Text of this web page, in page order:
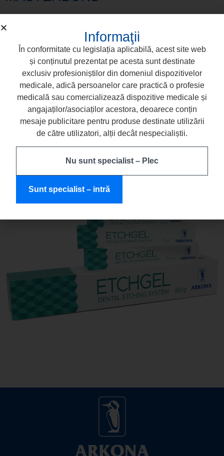
ETCHGEL
Informaţii
În conformitate cu legislația aplicabilă, acest site web
și conținutul prezentat pe acesta sunt destinate
exclusiv profesioniștilor din domeniul dispozitivelor
medicale, adică persoanelor care practică o profesie
medicală sau comercializează dispozitive medicale și
angajaților/asociaților acestora, deoarece conțin
mesaje publicitare pentru produse destinate utilizării
de către utilizatori, alții decât nespecialiștii.
Nu sunt specialist – Plec
Sunt specialist – intră